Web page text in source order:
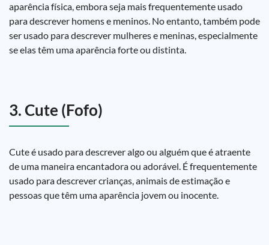
aparência física, embora seja mais frequentemente usado
para descrever homens e meninos. No entanto, também pode
ser usado para descrever mulheres e meninas, especialmente
se elas têm uma aparência forte ou distinta.
3. Cute (Fofo)
Cute é usado para descrever algo ou alguém que é atraente
de uma maneira encantadora ou adorável. É frequentemente
usado para descrever crianças, animais de estimação e
pessoas que têm uma aparência jovem ou inocente.